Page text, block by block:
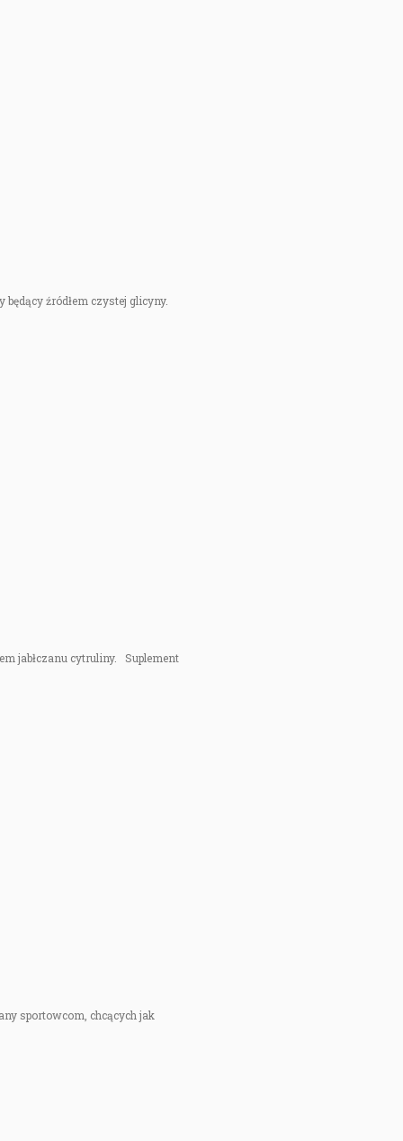
źródłem czystej glicyny.
jabłczanu cytruliny. Suplement
sportowcom, chcących jak